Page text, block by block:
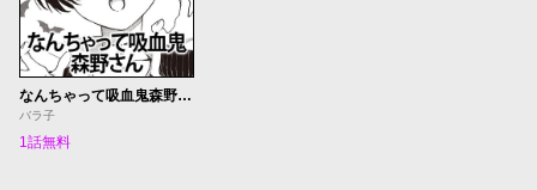
なんちゃって吸血鬼森野さん
バラ子
1話無料